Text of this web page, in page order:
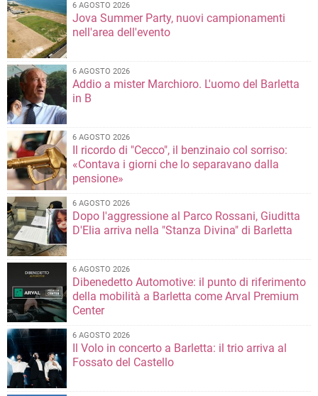
6 AGOSTO 2026
Jova Summer Party, nuovi campionamenti
nell'area dell'evento
6 AGOSTO 2026
Addio a mister Marchioro. L'uomo del Barletta
in B
6 AGOSTO 2026
Il ricordo di "Cecco", il benzinaio col sorriso:
«Contava i giorni che lo separavano dalla
pensione»
6 AGOSTO 2026
Dopo l'aggressione al Parco Rossani, Giuditta
D'Elia arriva nella "Stanza Divina" di Barletta
6 AGOSTO 2026
Dibenedetto Automotive: il punto di riferimento
della mobilità a Barletta come Arval Premium
Center
6 AGOSTO 2026
Il Volo in concerto a Barletta: il trio arriva al
Fossato del Castello